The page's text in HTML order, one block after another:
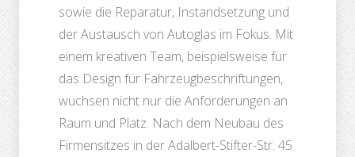
sowie die Reparatur, Instandsetzung und
der Austausch von Autoglas im Fokus. Mit
einem kreativen Team, beispielsweise für
das Design für Fahrzeugbeschriftungen,
wuchsen nicht nur die Anforderungen an
Raum und Platz. Nach dem Neubau des
Firmensitzes in der Adalbert-Stifter-Str. 45